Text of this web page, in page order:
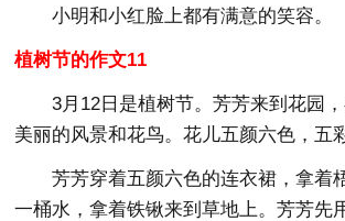
小明和小红脸上都有满意的笑容。
植树节的作文11
3月12日是植树节。芳芳来到花园
美丽的风景和花鸟。花儿五颜六色，五
芳芳穿着五颜六色的连衣裙，拿着
一桶水，拿着铁锹来到草地上。芳芳先